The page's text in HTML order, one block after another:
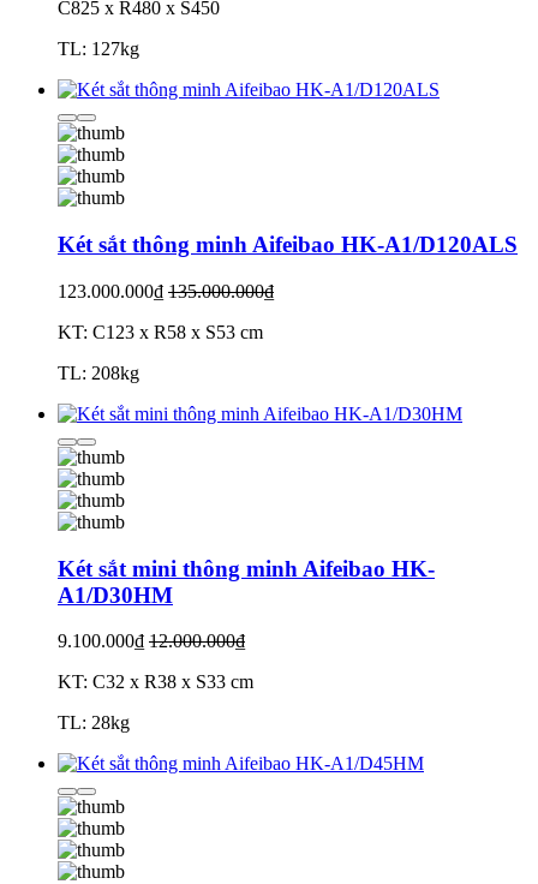
C825 x R480 x S450
TL: 127kg
Két sắt thông minh Aifeibao HK-A1/D120ALS
123.000.000₫ 135.000.000₫
KT: C123 x R58 x S53 cm
TL: 208kg
Két sắt mini thông minh Aifeibao HK-
A1/D30HM
9.100.000₫ 12.000.000₫
KT: C32 x R38 x S33 cm
TL: 28kg